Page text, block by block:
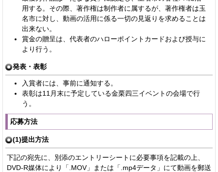
用する。その際、著作権は制作者に属するが、著作権者は玉
名市に対し、動画の活用に係る一切の見返りを求めることは
出来ない。
賞金の贈呈は、代表者のハローポイントカードおよび授与に
より行う。
発表・表彰
入賞者には、事前に通知する。
表彰は11月末に予定している金栗四三イベントの会場で行
う。
応募方法
(1)提出方法
下記の宛先に、別添のエントリーシートに必要事項を記載の上、
DVD-R媒体により「.MOV」または「.mp4データ」にて動画を郵送